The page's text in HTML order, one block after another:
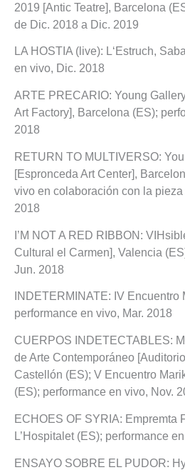
2019 [Antic Teatre], Barcelona
de Dic. 2018 a Dic. 2019
LA HOSTIA (live): L‘Estruch,
en vivo, Dic. 2018
ARTE PRECARIO: Young
Art Factory], Barcelona (ES);
2018
RETURN TO MULTIVERSO:
[Espronceda Art Center],
vivo en colaboración con la
2018
I’M NOT A RED RIBBON:
Cultural el Carmen], Valencia
Jun. 2018
INDETERMINATE: IV Encuentro
performance en vivo, Mar. 2018
CUERPOS INDETECTABLES:
de Arte Contemporáneo
Castellón (ES); V Encuentro
(ES); performance en vivo, Nov.
ECHOES OF SYRIA: Empremta
L’Hospitalet (ES); performance
ENSAYO SOBRE EL PUDOR: